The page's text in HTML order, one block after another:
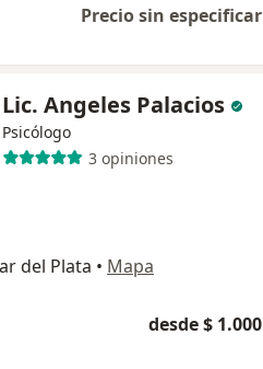
Precio sin especificar
Lic. Angeles Palacios
Psicólogo
3 opiniones
del Plata • Mapa
desde $ 1.000